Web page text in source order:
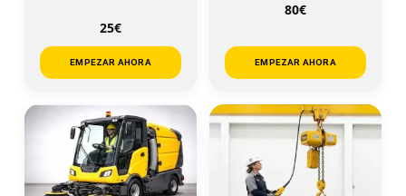
25€
EMPEZAR AHORA
80€
EMPEZAR AHORA